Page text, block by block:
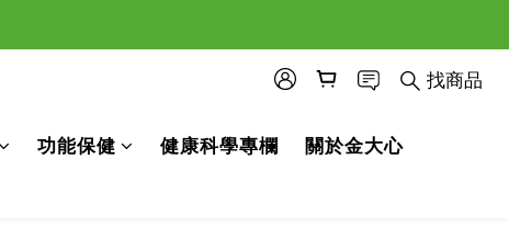
找商品
功能保健 健康科學專欄
關於金大心